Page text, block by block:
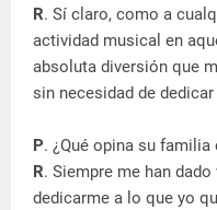
R. Sí claro, como a
actividad musical en
absoluta diversión que
sin necesidad de
P. ¿Qué opina su
R. Siempre me han
dedicarme a lo que yo